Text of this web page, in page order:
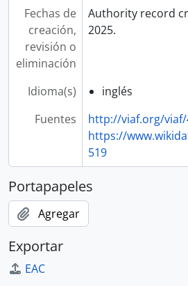
Fechas de
creación,
revisión o
eliminación
Authority record
2025.
Idioma(s)
inglés
Fuentes
http://viaf.org/viaf/
https://
519
Portapapeles
Agregar
Exportar
EAC